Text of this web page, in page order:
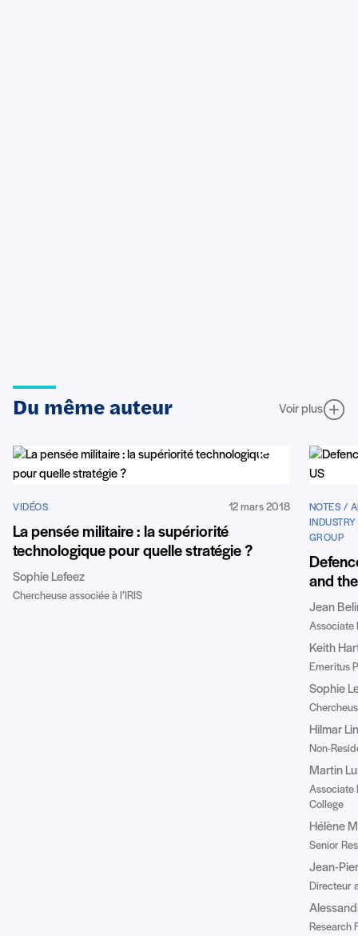
Du même auteur Voir plus
VIDÉOS 12 mars 2018
La pensée militaire : la supériorité
technologique pour quelle stratégie ?
Sophie Lefeez
Chercheuse associée à l’IRIS
NOTES /
GROUP
and
Jean
Associate
Keith
Emeritus
Sophie
Hilmar
Non-
Martin
Associate
College
Hélène
Senior
Jean-
Directeur
Research